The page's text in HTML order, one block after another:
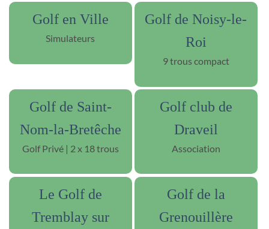
Golf en Ville
Simulateurs
Golf de Noisy-le-
Roi
9 trous compact
Golf de Saint-
Nom-la-Bretêche
Golf Privé | 2 x 18 trous
Golf club de
Draveil
Association
Le Golf de
Tremblay sur
Golf de la
Grenouillère